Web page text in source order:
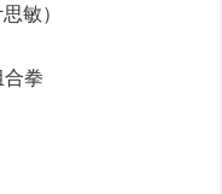
敏）
合拳